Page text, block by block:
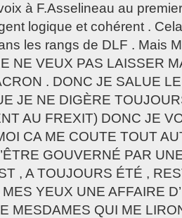
à F.Asselineau au
logique et cohérent .
les rangs de DLF . Mais
NE VEUX PAS LAISSER
. DONC JE SALUE
JE NE DIGÈRE
AU FREXIT) DONC JE
CA ME COUTE TOUT
GOUVERNÉ PAR
, A TOUJOURS ÉTÉ ,
YEUX UNE AFFAIRE
MESDAMES QUI ME